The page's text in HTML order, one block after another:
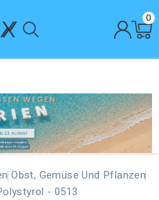
0
Obst, Gemüse Und Pflanzen
- 0513